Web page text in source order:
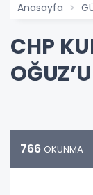
Anasayfa
CHP
766 OKUNMA